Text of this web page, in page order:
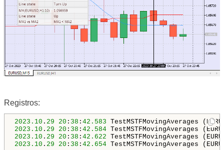
Registros:
2023.10 . 29 20 : 38 : 42.583 TestMSTFMovingAverages
2023.10 . 29 20 : 38 : 42.584 TestMSTFMovingAverages
2023.10 . 29 20 : 38 : 42.622 TestMSTFMovingAverages
2023.10 . 29 20 : 38 : 42.654 TestMSTFMovingAverages